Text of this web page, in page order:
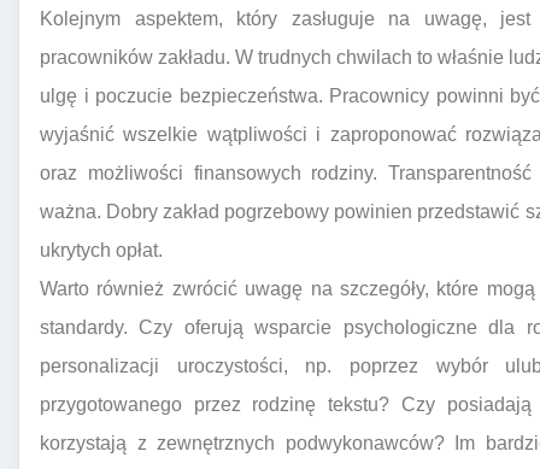
Kolejnym aspektem, który zasługuje na uwagę,
pracowników zakładu. W trudnych chwilach to właśnie
ulgę i poczucie bezpieczeństwa. Pracownicy powinni
wyjaśnić wszelkie wątpliwości i zaproponować
oraz możliwości finansowych rodziny.
ważna. Dobry zakład pogrzebowy powinien przedstawić
ukrytych opłat.
Warto również zwrócić uwagę na szczegóły, które
standardy. Czy oferują wsparcie psychologiczne dla
personalizacji uroczystości, np. poprzez wybór
przygotowanego przez rodzinę tekstu? Czy
korzystają z zewnętrznych podwykonawców? Im